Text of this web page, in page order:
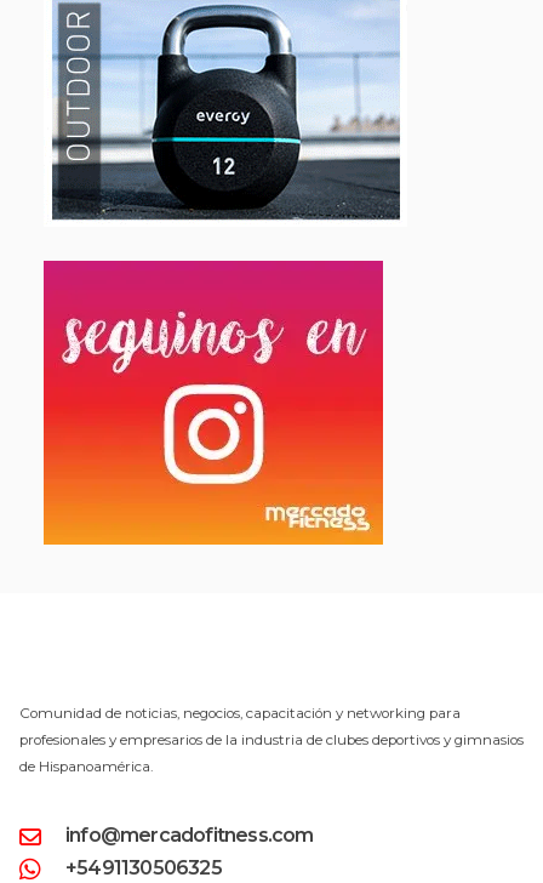
Comunidad de noticias, negocios, capacitación y networking para
profesionales y empresarios de la industria de clubes deportivos y gimnasios
de Hispanoamérica.
info@mercadofitness.com
+5491130506325